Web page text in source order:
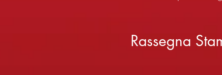
Rassegna